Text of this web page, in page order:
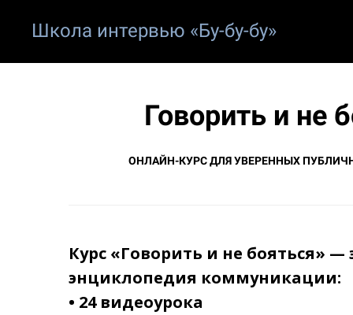
Школа интервью «Бу-бу-бу»
Говорить и не
ОНЛАЙН-КУРС ДЛЯ УВЕРЕННЫХ
Курс «Говорить и не бояться»
энциклопедия коммуникации:
•‎ 24 видеоурока